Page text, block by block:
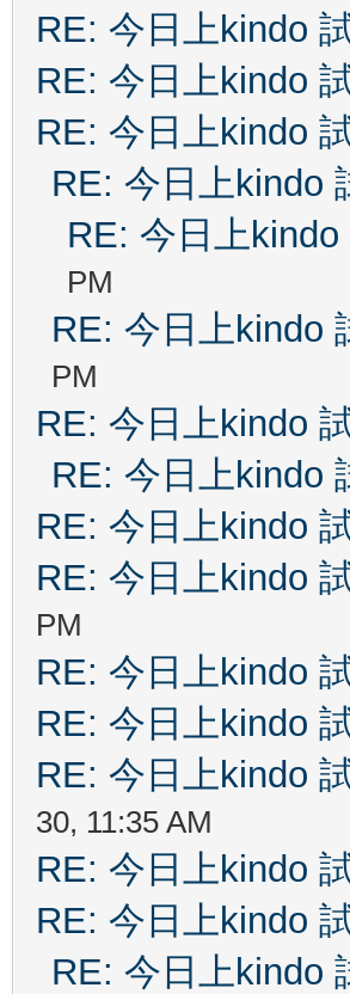
RE: 今日上kindo
RE: 今日上kindo
RE: 今日上kindo
RE: 今日上kindo
RE: 今日上
PM
RE: 今日上kindo
PM
RE: 今日上kindo
RE: 今日上kindo
RE: 今日上kindo
RE: 今日上kindo
PM
RE: 今日上kindo
RE: 今日上kindo
RE: 今日上kindo
30, 11:35 AM
RE: 今日上kindo
RE: 今日上kindo
RE: 今日上kindo